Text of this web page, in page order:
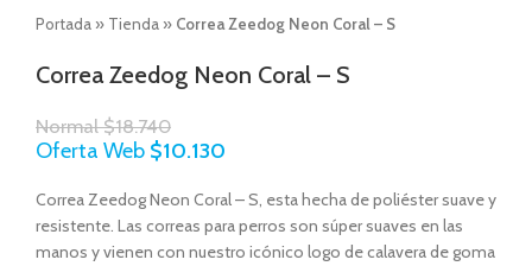
Portada » Tienda » Correa Zeedog Neon Coral – S
Correa Zeedog Neon Coral – S
Normal$18.740
Oferta Web $10.130
Correa Zeedog Neon Coral – S, esta hecha de poliéster suave y
resistente. Las correas para perros son súper suaves en las
manos y vienen con nuestro icónico logo de calavera de goma